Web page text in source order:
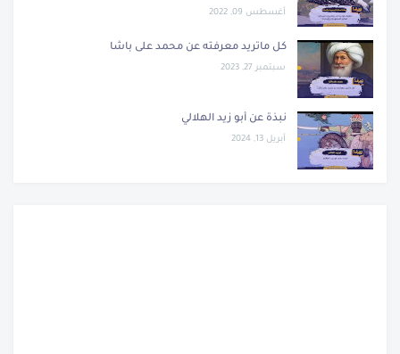
أغسطس 09, 2022
كل ماتريد معرفته عن محمد على باشا
سبتمبر 27, 2023
نبذة عن أبو زيد الهلالي
أبريل 13, 2024